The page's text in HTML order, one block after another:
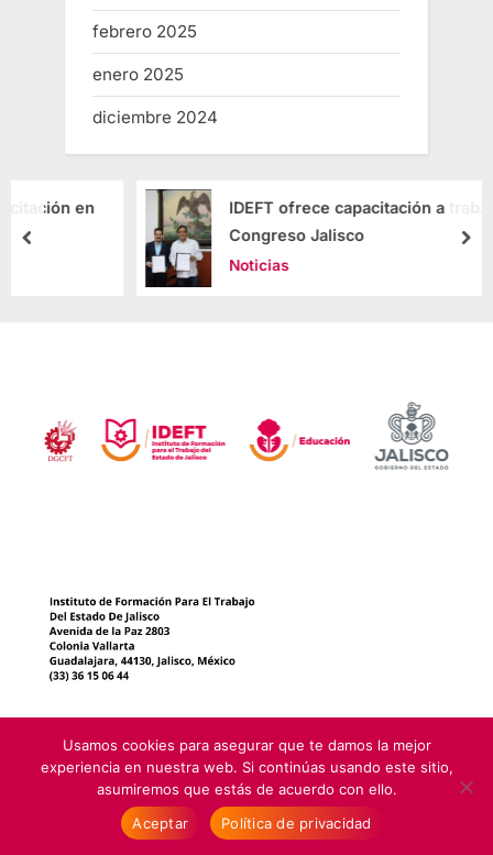
febrero 2025
enero 2025
diciembre 2024
IDEFT ofrece capacitación a trabajadores del
Congreso Jalisco
Noticias
Instituto de Formación para el Trabajo del Estado de Jalisco 1999-
2025
Usamos cookies para asegurar que te damos la mejor
experiencia en nuestra web. Si continúas usando este sitio,
asumiremos que estás de acuerdo con ello.
Aceptar
Política de privacidad